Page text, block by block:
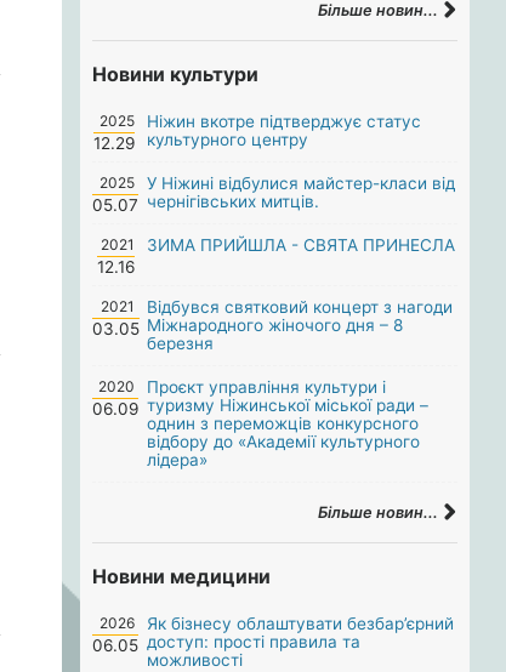
Більше новин...
Новини культури
2025
12.29
Ніжин вкотре підтверджує статус
культурного центру
2025
05.07
У Ніжині відбулися майстер-класи від
чернігівських митців.
2021
12.16
ЗИМА ПРИЙШЛА - СВЯТА ПРИНЕСЛА
2021
03.05
Відбувся святковий концерт з нагоди
Міжнародного жіночого дня – 8
березня
2020
06.09
Проєкт управління культури і
туризму Ніжинської міської ради –
однин з переможців конкурсного
відбору до «Академії культурного
лідера»
Більше новин...
Новини медицини
2026
06.05
Як бізнесу облаштувати безбар’єрний
доступ: прості правила та
можливості